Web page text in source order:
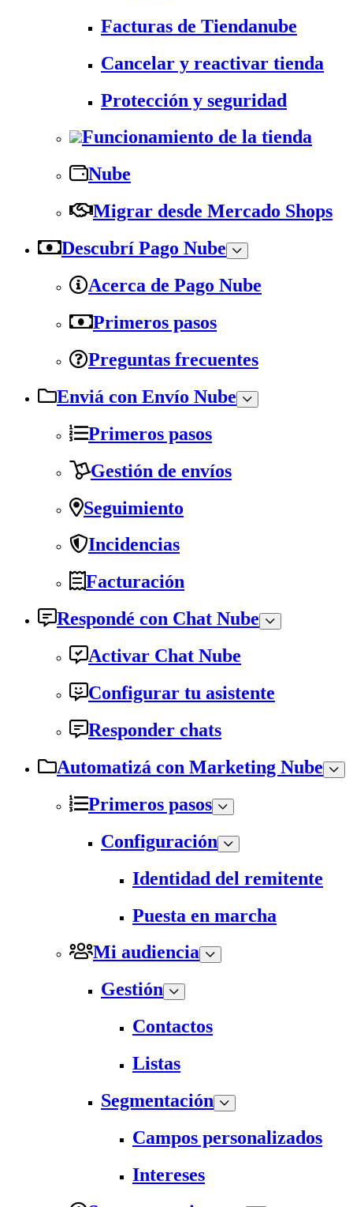
Facturas de Tiendanube
Cancelar y reactivar tienda
Protección y seguridad
Funcionamiento de la tienda
Nube
Migrar desde Mercado Shops
Descubrí Pago Nube
Acerca de Pago Nube
Primeros pasos
Preguntas frecuentes
Enviá con Envío Nube
Primeros pasos
Gestión de envíos
Seguimiento
Incidencias
Facturación
Respondé con Chat Nube
Activar Chat Nube
Configurar tu asistente
Responder chats
Automatizá con Marketing Nube
Primeros pasos
Configuración
Identidad del remitente
Puesta en marcha
Mi audiencia
Gestión
Contactos
Listas
Segmentación
Campos personalizados
Intereses